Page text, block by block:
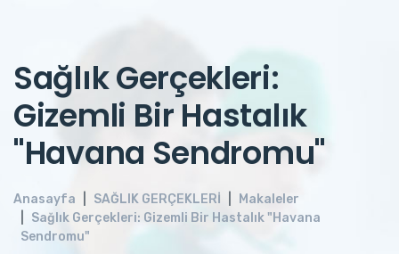
Sağlık Gerçekleri:
Gizemli Bir Hastalık
"Havana Sendromu"
Anasayfa SAĞLIK GERÇEKLERİ
Makaleler
Sağlık Gerçekleri: Gizemli Bir Hastalık "Havana
Sendromu"